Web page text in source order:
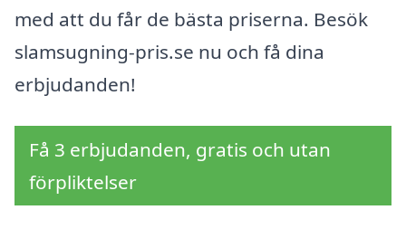
med att du får de bästa priserna. Besök
slamsugning-pris.se nu och få dina
erbjudanden!
Få 3 erbjudanden, gratis och utan
förpliktelser